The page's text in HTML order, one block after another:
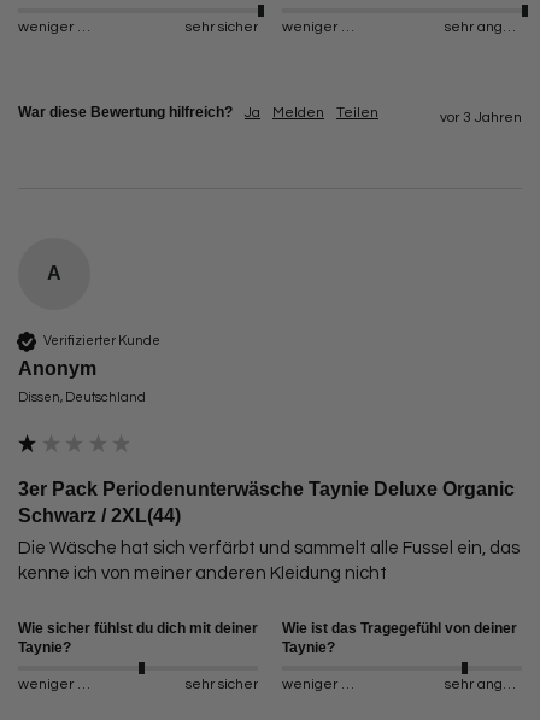
weniger sicher sehr sicher weniger angenehm sehr angenehm
War diese Bewertung hilfreich? Ja Melden Teilen vor 3 Jahren
A
Verifizierter Kunde
Anonym
Dissen, Deutschland
3er Pack Periodenunterwäsche Taynie Deluxe Organic
Schwarz / 2XL(44)
Die Wäsche hat sich verfärbt und sammelt alle Fussel ein, das
kenne ich von meiner anderen Kleidung nicht
Wie sicher fühlst du dich mit deiner
Taynie?
weniger sicher sehr sicher
Wie ist das Tragegefühl von deiner
Taynie?
weniger angenehm sehr angenehm